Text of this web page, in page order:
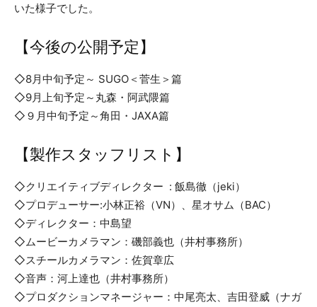
いた様子でした。
【今後の公開予定】
◇8月中旬予定～ SUGO＜菅生＞篇
◇9月上旬予定～丸森・阿武隈篇
◇９月中旬予定～角田・JAXA篇
【製作スタッフリスト】
◇クリエイティブディレクター : 飯島徹（jeki）
◇プロデューサー:小林正裕（VN）、星オサム（BAC）
◇ディレクター：中島望
◇ムービーカメラマン：磯部義也（井村事務所）
◇スチールカメラマン：佐賀章広
◇音声：河上達也（井村事務所）
◇プロダクションマネージャー：中尾亮太、吉田登威（ナガ